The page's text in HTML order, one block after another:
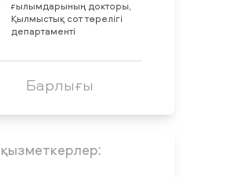
ғылымдарының докторы,
Қылмыстық сот төрелігі
департаменті
Барлығы